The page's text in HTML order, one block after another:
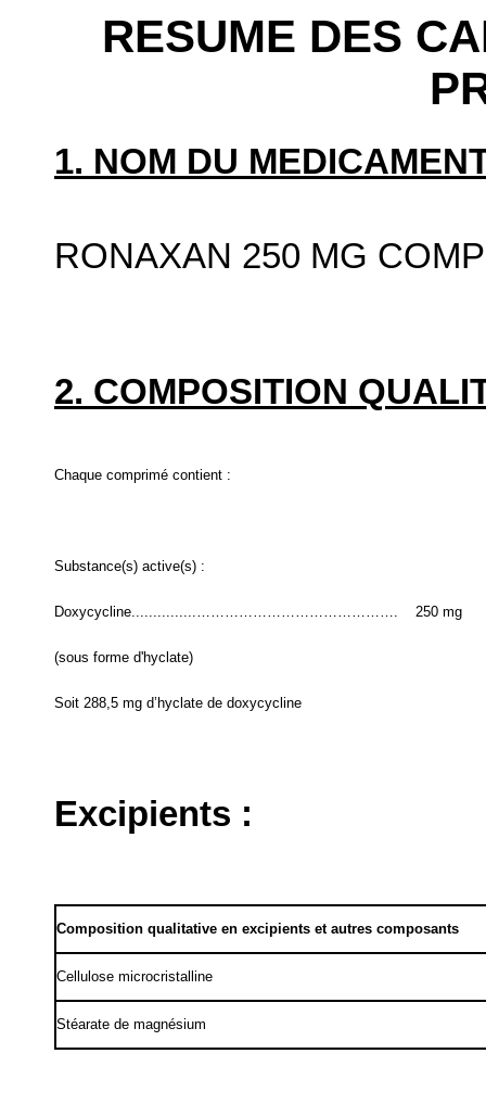
RESUME DES
1. NOM DU
RONAXAN 250 MG
2. COMPOSITION
Chaque comprimé contient :
Substance(s) active(s) :
Doxycycline...............……………………………………. 250 mg
(sous forme d'hyclate)
Soit 288,5 mg d’hyclate de doxycycline
Excipients :
Composition qualitative en excipients et autres composants
Cellulose microcristalline
Stéarate de magnésium